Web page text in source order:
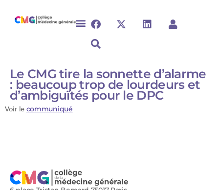
Le CMG tire la sonnette d’alarme
: beaucoup trop de lourdeurs et
d’ambiguïtés pour le DPC
Voir le communiqué